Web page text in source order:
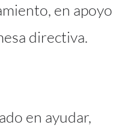
en
directiva.​
en ayudar,